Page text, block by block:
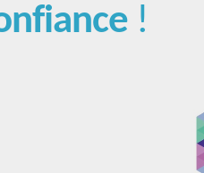
!